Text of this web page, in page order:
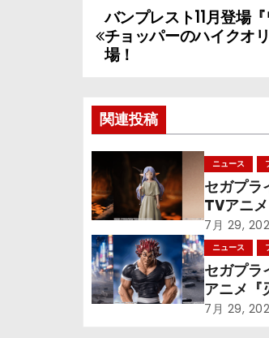
投
稿
ビ
ゲ
ー
シ
ョ
ン
バンプレスト11月登場
チョッパーのハイクオ
場！
関連投稿
ニュース
セガプラ
TVアニ
ン』鉱山
っっちゃ
立体化！
7月 29,
ニュース
セガプラ
アニメ『
次郎」が
7月 29,